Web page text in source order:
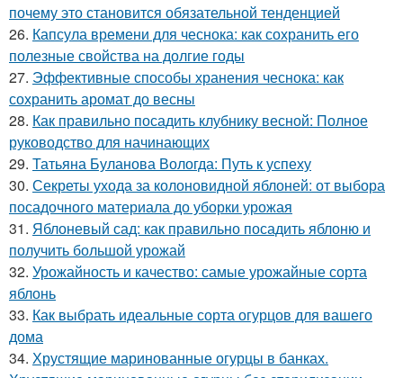
почему это становится обязательной тенденцией
26. Капсула времени для чеснока: как сохранить его
полезные свойства на долгие годы
27. Эффективные способы хранения чеснока: как
сохранить аромат до весны
28. Как правильно посадить клубнику весной: Полное
руководство для начинающих
29. Татьяна Буланова Вологда: Путь к успеху
30. Секреты ухода за колоновидной яблоней: от выбора
посадочного материала до уборки урожая
31. Яблоневый сад: как правильно посадить яблоню и
получить большой урожай
32. Урожайность и качество: самые урожайные сорта
яблонь
33. Как выбрать идеальные сорта огурцов для вашего
дома
34. Хрустящие маринованные огурцы в банках.